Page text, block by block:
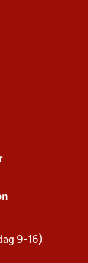
9-16)